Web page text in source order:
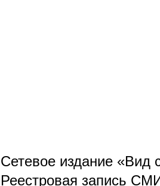
Сетевое издание «Вид
Реестровая запись